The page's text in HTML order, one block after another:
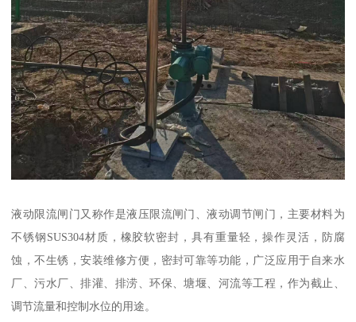
液动限流闸门又称作是液压限流闸门、液动调节闸门，主要材料为
不锈钢SUS304材质，橡胶软密封，具有重量轻，操作灵活，防腐
蚀，不生锈，安装维修方便，密封可靠等功能，广泛应用于自来水
厂、污水厂、排灌、排涝、环保、塘堰、河流等工程，作为截止、
调节流量和控制水位的用途。